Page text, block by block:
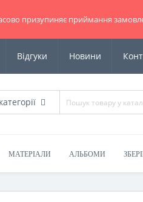
призупиняє приймання
Відгуки Новини
МАТЕРІАЛИ АЛЬБОМИ